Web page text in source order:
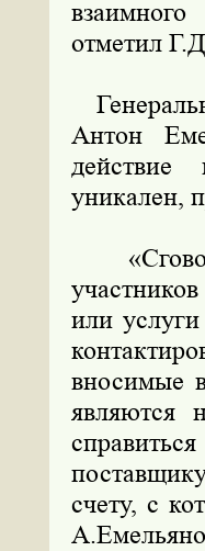
отметил
Антон
действие
уникален,
«Сговор
или
вносимые в
являются
счету, с